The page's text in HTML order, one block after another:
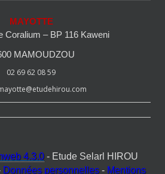
MAYOTTE
Coralium – BP 116 Kaweni
MAMOUDZOU
02 69 62 08 59
4.3.0- Etude Selarl HIROU
Données personnelles - Mentions